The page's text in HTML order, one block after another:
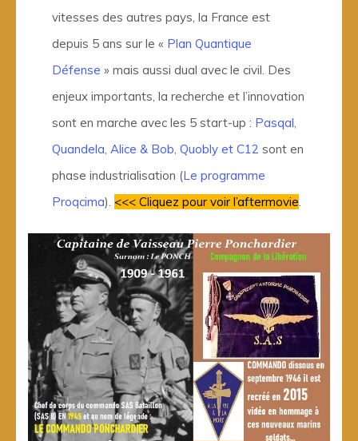
vitesses des autres pays, la France est
depuis 5 ans sur le « Plan Quantique
Défense » mais aussi dual avec le civil. Des
enjeux importants, la recherche et l’innovation
sont en marche avec les 5 start-up : Pasqal,
Quandela, Alice & Bob, Quobly et C12 sont en
phase industrialisation (Le programme
Proqcima). <<< Cliquez pour voir l’aftermovie.